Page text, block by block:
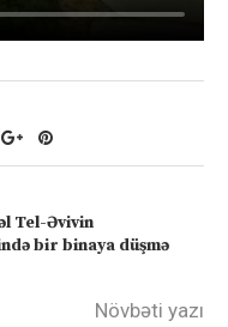
Tel-Əvivin
bir binaya düşmə
Növbəti yazı